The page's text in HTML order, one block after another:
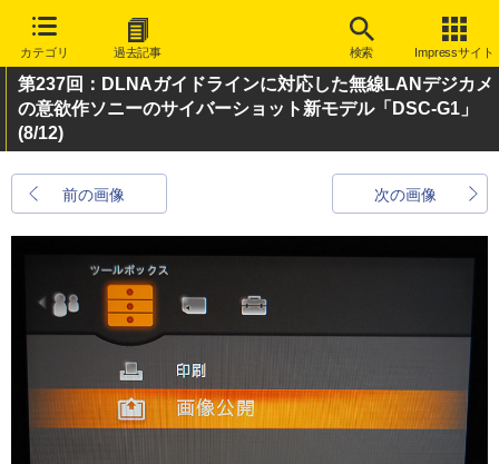
カテゴリ 過去記事 検索 Impressサイト
第237回：DLNAガイドラインに対応した無線LANデジカメ
の意欲作ソニーのサイバーショット新モデル「DSC-G1」
(8/12)
前の画像 次の画像